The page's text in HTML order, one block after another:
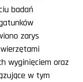
badań
zarys
wyginięciem oraz
w tym